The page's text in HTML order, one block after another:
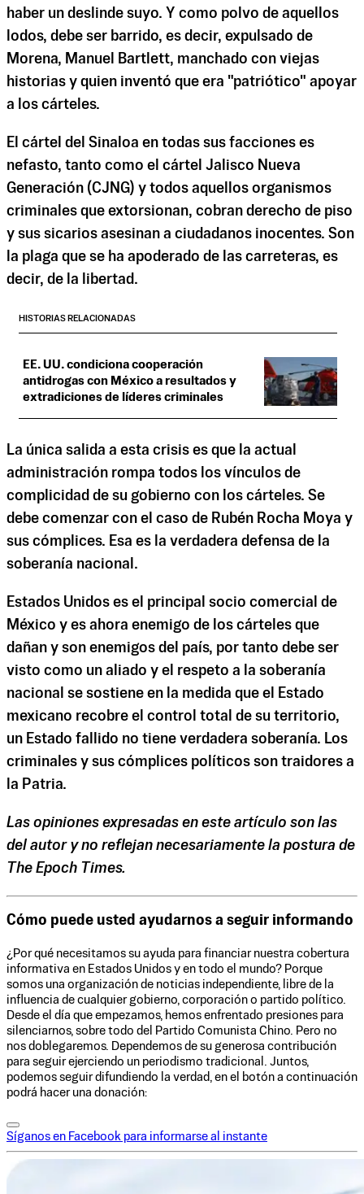
haber un deslinde suyo. Y como polvo de aquellos
lodos, debe ser barrido, es decir, expulsado de
Morena, Manuel Bartlett, manchado con viejas
historias y quien inventó que era "patriótico" apoyar
a los cárteles.
El cártel del Sinaloa en todas sus facciones es
nefasto, tanto como el cártel Jalisco Nueva
Generación (CJNG) y todos aquellos organismos
criminales que extorsionan, cobran derecho de piso
y sus sicarios asesinan a ciudadanos inocentes. Son
la plaga que se ha apoderado de las carreteras, es
decir, de la libertad.
HISTORIAS RELACIONADAS
EE. UU. condiciona cooperación
antidrogas con México a resultados y
extradiciones de líderes criminales
La única salida a esta crisis es que la actual
administración rompa todos los vínculos de
complicidad de su gobierno con los cárteles. Se
debe comenzar con el caso de Rubén Rocha Moya y
sus cómplices. Esa es la verdadera defensa de la
soberanía nacional.
Estados Unidos es el principal socio comercial de
México y es ahora enemigo de los cárteles que
dañan y son enemigos del país, por tanto debe ser
visto como un aliado y el respeto a la soberanía
nacional se sostiene en la medida que el Estado
mexicano recobre el control total de su territorio,
un Estado fallido no tiene verdadera soberanía. Los
criminales y sus cómplices políticos son traidores a
la Patria.
Las opiniones expresadas en este artículo son las
del autor y no reflejan necesariamente la postura de
The Epoch Times.
Cómo puede usted ayudarnos a seguir informando
¿Por qué necesitamos su ayuda para financiar nuestra cobertura
informativa en Estados Unidos y en todo el mundo? Porque
somos una organización de noticias independiente, libre de la
influencia de cualquier gobierno, corporación o partido político.
Desde el día que empezamos, hemos enfrentado presiones para
silenciarnos, sobre todo del Partido Comunista Chino. Pero no
nos doblegaremos. Dependemos de su generosa contribución
para seguir ejerciendo un periodismo tradicional. Juntos,
podemos seguir difundiendo la verdad, en el botón a continuación
podrá hacer una donación:
Síganos en Facebook para informarse al instante